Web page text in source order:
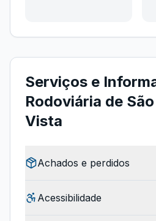
Serviços e
Rodoviária de
Vista
Achados e perdidos
Acessibilidade